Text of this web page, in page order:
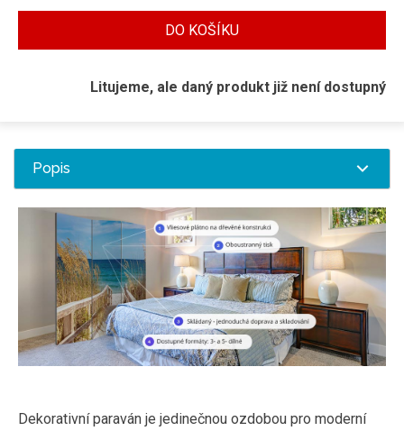
DO KOŠÍKU
Litujeme, ale daný produkt již není dostupný
Popis
Dekorativní paraván je jedinečnou ozdobou pro moderní